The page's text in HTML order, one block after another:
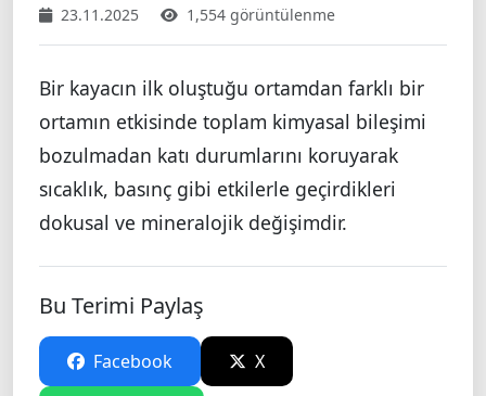
23.11.2025 1,554 görüntülenme
Bir kayacın ilk oluştuğu ortamdan farklı bir
ortamın etkisinde toplam kimyasal bileşimi
bozulmadan katı durumlarını koruyarak
sıcaklık, basınç gibi etkilerle geçirdikleri
dokusal ve mineralojik değişimdir.
Bu Terimi Paylaş
Facebook X